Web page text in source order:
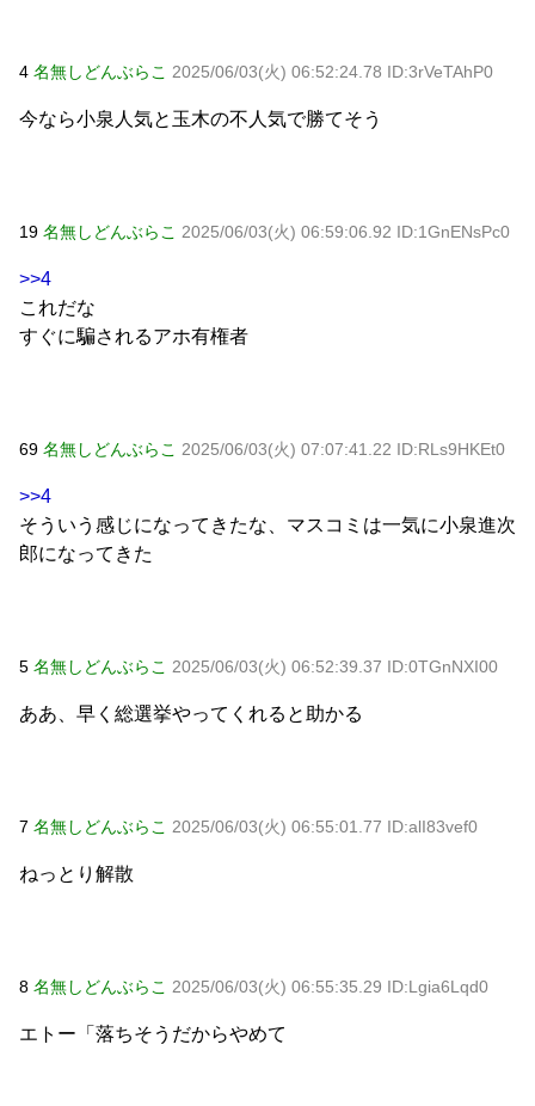
4 名無しどんぶらこ 2025/06/03(火) 06:52:24.78 ID:3rVeTAhP0
今なら小泉人気と玉木の不人気で勝てそう
19 名無しどんぶらこ 2025/06/03(火) 06:59:06.92 ID:1GnENsPc0
>>4
これだな
すぐに騙されるアホ有権者
69 名無しどんぶらこ 2025/06/03(火) 07:07:41.22 ID:RLs9HKEt0
>>4
そういう感じになってきたな、マスコミは一気に小泉進次
郎になってきた
5 名無しどんぶらこ 2025/06/03(火) 06:52:39.37 ID:0TGnNXI00
ああ、早く総選挙やってくれると助かる
7 名無しどんぶらこ 2025/06/03(火) 06:55:01.77 ID:alI83vef0
ねっとり解散
8 名無しどんぶらこ 2025/06/03(火) 06:55:35.29 ID:Lgia6Lqd0
エトー「落ちそうだからやめて